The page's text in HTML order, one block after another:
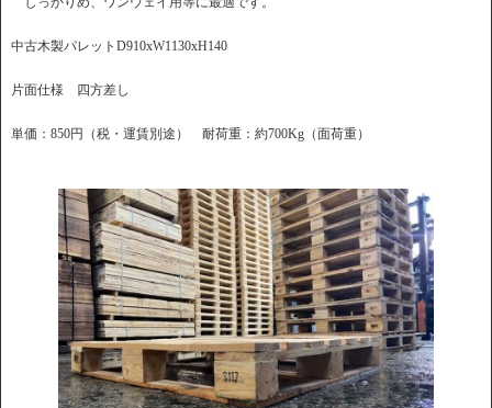
中古木製パレットD910xW1130xH140
片面仕様 四方差し
単価：850円（税・運賃別途） 耐荷重：約700Kg（面荷重）